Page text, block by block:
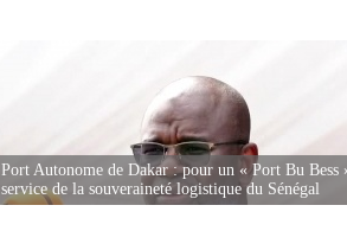
Port Autonome de Dakar : pour un « Port Bu Bess
service de la souveraineté logistique du Sénégal